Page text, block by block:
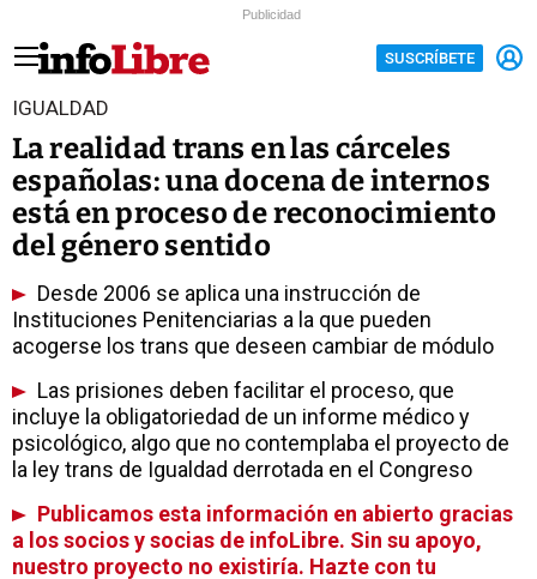
Publicidad
SUSCRÍBETE
IGUALDAD
La realidad trans en las cárceles
españolas: una docena de internos
está en proceso de reconocimiento
del género sentido
Desde 2006 se aplica una instrucción de
Instituciones Penitenciarias a la que pueden
acogerse los trans que deseen cambiar de módulo
Las prisiones deben facilitar el proceso, que
incluye la obligatoriedad de un informe médico y
psicológico, algo que no contemplaba el proyecto de
la ley trans de Igualdad derrotada en el Congreso
Publicamos esta información en abierto gracias
a los socios y socias de infoLibre. Sin su apoyo,
nuestro proyecto no existiría. Hazte con tu